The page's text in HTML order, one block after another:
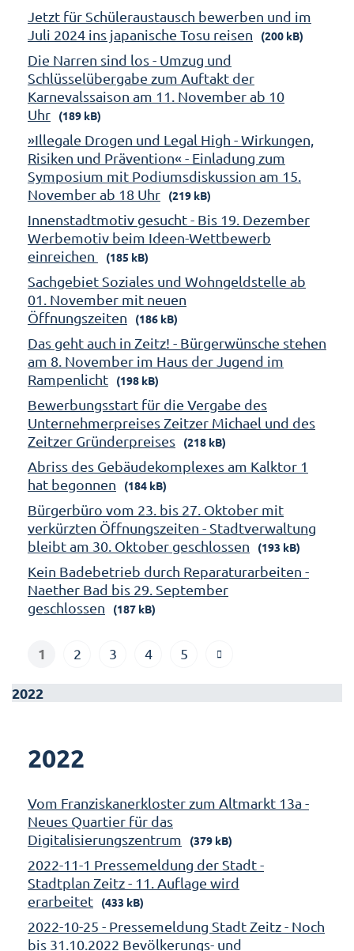
Jetzt für Schüleraustausch bewerben und im
Juli 2024 ins japanische Tosu reisen
(200 kB)
Die Narren sind los - Umzug und
Schlüsselübergabe zum Auftakt der
Karnevalssaison am 11. November ab 10
Uhr
(189 kB)
»Illegale Drogen und Legal High - Wirkungen,
Risiken und Prävention« - Einladung zum
Symposium mit Podiumsdiskussion am 15.
November ab 18 Uhr
(219 kB)
Innenstadtmotiv gesucht - Bis 19. Dezember
Werbemotiv beim Ideen-Wettbewerb
einreichen
(185 kB)
Sachgebiet Soziales und Wohngeldstelle ab
01. November mit neuen
Öffnungszeiten
(186 kB)
Das geht auch in Zeitz! - Bürgerwünsche stehen
am 8. November im Haus der Jugend im
Rampenlicht
(198 kB)
Bewerbungsstart für die Vergabe des
Unternehmerpreises Zeitzer Michael und des
Zeitzer Gründerpreises
(218 kB)
Abriss des Gebäudekomplexes am Kalktor 1
hat begonnen
(184 kB)
Bürgerbüro vom 23. bis 27. Oktober mit
verkürzten Öffnungszeiten - Stadtverwaltung
bleibt am 30. Oktober geschlossen
(193 kB)
Kein Badebetrieb durch Reparaturarbeiten -
Naether Bad bis 29. September
geschlossen
(187 kB)
1 2 3 4 5
2022
2022
Vom Franziskanerkloster zum Altmarkt 13a -
Neues Quartier für das
Digitalisierungszentrum
(379 kB)
2022-11-1 Pressemeldung der Stadt -
Stadtplan Zeitz - 11. Auflage wird
erarbeitet
(433 kB)
2022-10-25 - Pressemeldung Stadt Zeitz - Noch
bis 31.10.2022 Bevölkerungs- und